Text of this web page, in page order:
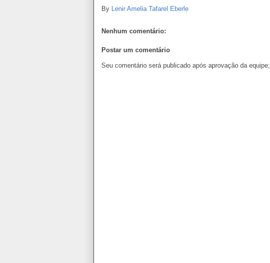
By Lenir Amelia Tafarel Eberle
Nenhum comentário:
Postar um comentário
Seu comentário será publicado após aprovação da equipe;